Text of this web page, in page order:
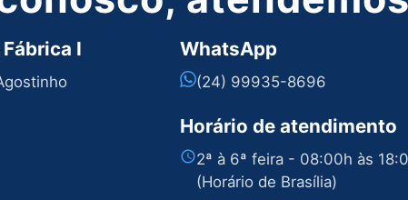
I WhatsApp
(24) 99935-8696
Horário de atendimento
2ª à 6ª feira - 08:00h às
(Horário de Brasília)